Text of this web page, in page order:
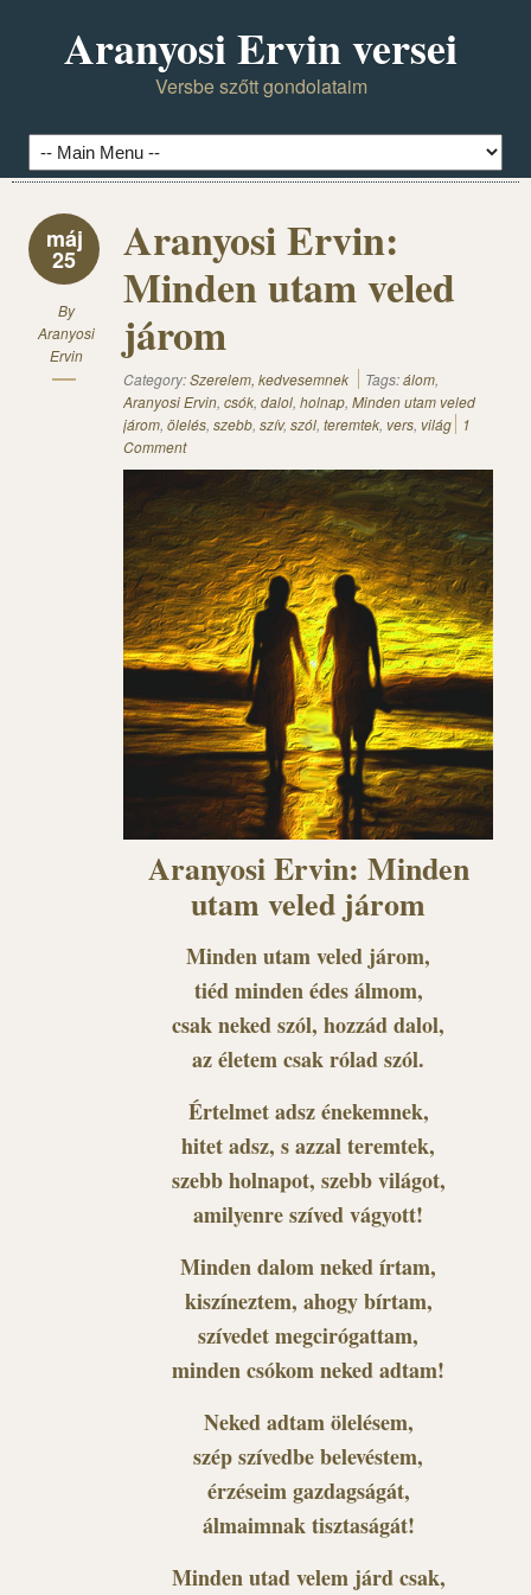
Aranyosi Ervin versei
Versbe szőtt gondolataim
máj
25
By
Aranyosi
Ervin
Aranyosi Ervin:
Minden utam veled
járom
Category:Szerelem, kedvesemnek Tags:álom,
Aranyosi Ervin, csók, dalol, holnap, Minden utam veled
járom, ölelés, szebb, szív, szól, teremtek, vers, világ
1
Comment
Aranyosi Ervin: Minden
utam veled járom
Minden utam veled járom,
tiéd minden édes álmom,
csak neked szól, hozzád dalol,
az életem csak rólad szól.
Értelmet adsz énekemnek,
hitet adsz, s azzal teremtek,
szebb holnapot, szebb világot,
amilyenre szíved vágyott!
Minden dalom neked írtam,
kiszíneztem, ahogy bírtam,
szívedet megcirógattam,
minden csókom neked adtam!
Neked adtam ölelésem,
szép szívedbe belevéstem,
érzéseim gazdagságát,
álmaimnak tisztaságát!
Minden utad velem járd csak,